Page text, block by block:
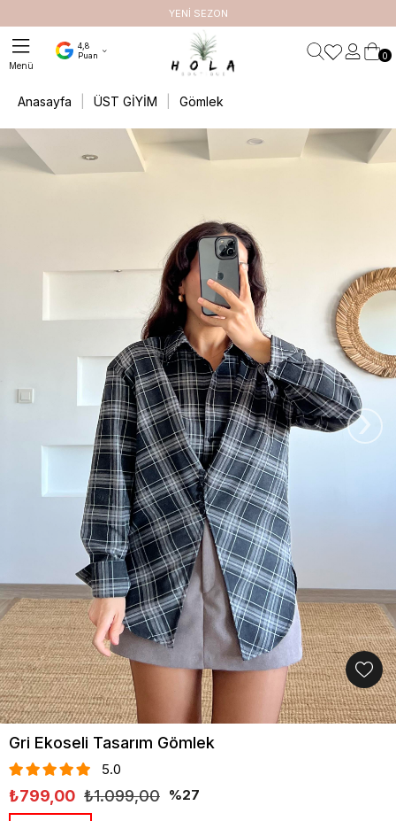
YENİ SEZON
4,8
Puan
0
Anasayfa ÜST GİYİM Gömlek
›
Gri Ekoseli Tasarım Gömlek
5.0
₺1.099,00
₺799,00 27